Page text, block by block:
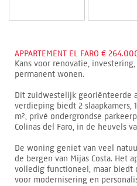
APPARTEMENT EL FARO €
Kans voor renovatie,
permanent wonen.
Dit zuidwestelijk georiënteerde
verdieping biedt 2 slaapkamers,
m², privé ondergrondse
Colinas del Faro, in de heuvels
De woning geniet van veel
de bergen van Mijas Costa. Het
volledig functioneel, maar
voor modernisering en